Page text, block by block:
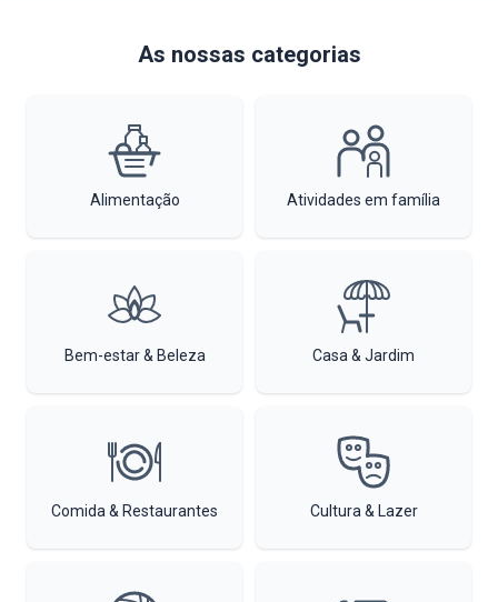
As nossas categorias
Alimentação Atividades em família
Bem-estar & Beleza Casa & Jardim
Comida & Restaurantes Cultura & Lazer